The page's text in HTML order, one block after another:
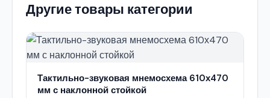
Другие товары категории
Тактильно-звуковая мнемосхема 610х470
мм с наклонной стойкой